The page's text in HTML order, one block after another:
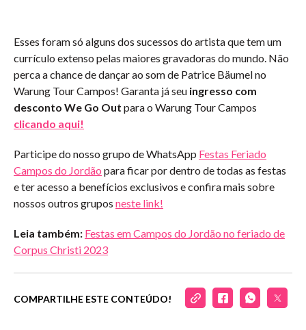
Esses foram só alguns dos sucessos do artista que tem um
currículo extenso pelas maiores gravadoras do mundo. Não
perca a chance de dançar ao som de Patrice Bäumel no
Warung Tour Campos! Garanta já seu ingresso com
desconto We Go Out para o Warung Tour Campos
clicando aqui!
Participe do nosso grupo de WhatsApp Festas Feriado
Campos do Jordão para ficar por dentro de todas as festas
e ter acesso a benefícios exclusivos e confira mais sobre
nossos outros grupos neste link!
Leia também: Festas em Campos do Jordão no feriado de
Corpus Christi 2023
COMPARTILHE ESTE CONTEÚDO!